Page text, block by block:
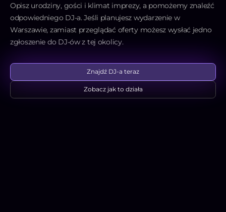
Opisz urodziny, gości i klimat imprezy, a pomożemy znaleźć
odpowiedniego DJ-a. Jeśli planujesz wydarzenie w
Warszawie, zamiast przeglądać oferty możesz wysłać jedno
zgłoszenie do DJ-ów z tej okolicy.
Znajdź DJ-a teraz
Zobacz jak to działa